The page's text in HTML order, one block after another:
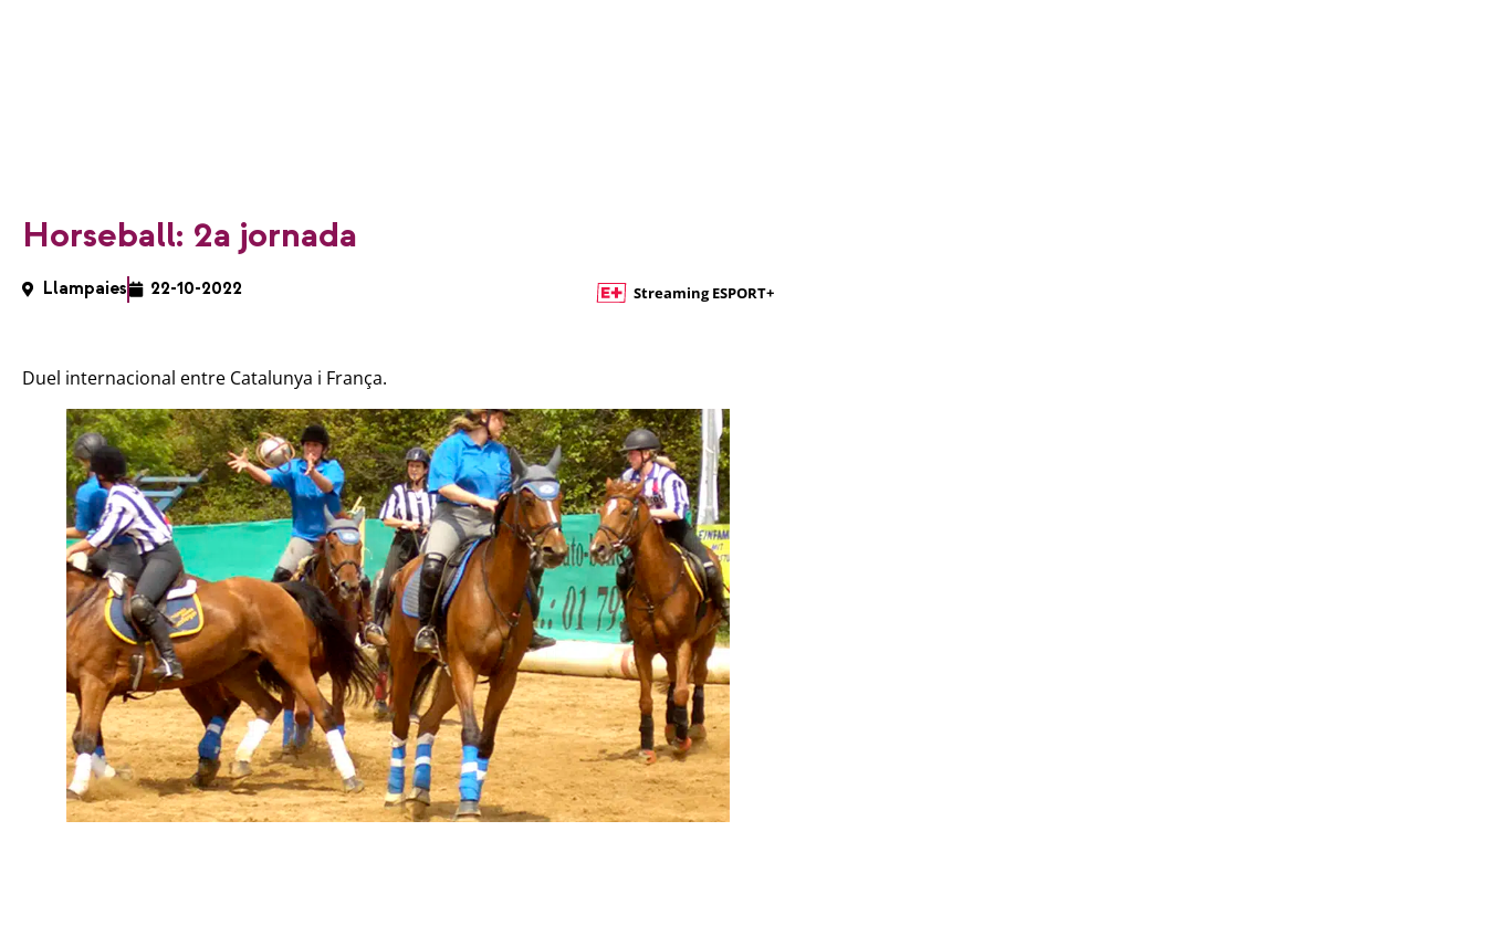
Horseball: 2a jornada
Llampaies 22-10-2022 Streaming ESPORT+
Duel internacional entre Catalunya i França.